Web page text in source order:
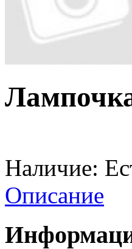
Наличие:
Описание